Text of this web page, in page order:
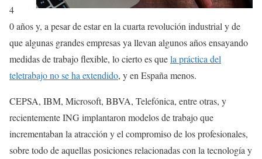
4
0 años y, a pesar de estar en la cuarta revolución industrial y de
que algunas grandes empresas ya llevan algunos años ensayando
medidas de trabajo flexible, lo cierto es quela práctica del
teletrabajo no se ha extendido, y en España menos.
CEPSA, IBM, Microsoft, BBVA, Telefónica, entre otras, y
recientemente ING implantaron modelos de trabajo que
incrementaban la atracción y el compromiso de los profesionales,
sobre todo de aquellas posiciones relacionadas con la tecnología y